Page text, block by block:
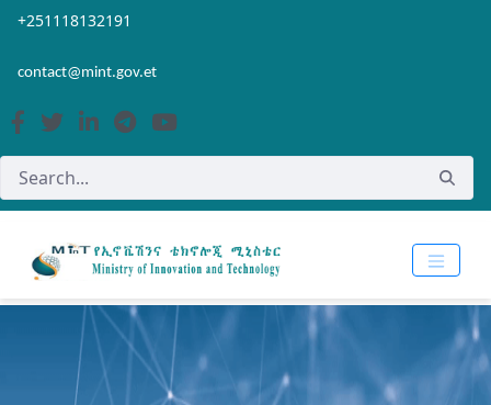
Skip to Main Content
Open Accessibility Menu
+251118132191
contact@mint.gov.et